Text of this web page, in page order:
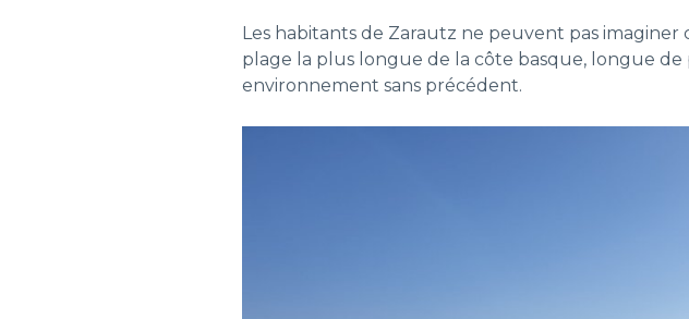
Les habitants de Zarautz ne peuvent pas imaginer
plage la plus longue de la côte basque, longue
environnement sans précédent.